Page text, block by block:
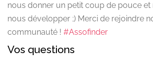
nous donner un petit coup de pouce et
nous développer ;) Merci de rejoindre
communauté ! #Assofinder
Vos questions